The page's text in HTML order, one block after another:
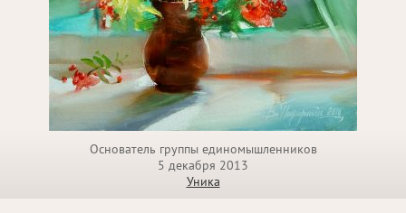
Основатель группы единомышленников
5 декабря 2013
Уника